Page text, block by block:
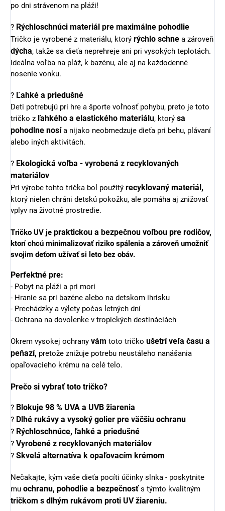
po dni strávenom na pláži!
? Rýchloschnúci materiál pre maximálne pohodlie
Tričko je vyrobené z materiálu, ktorý rýchlo schne a zároveň
dýcha, takže sa dieťa neprehreje ani pri vysokých teplotách.
Ideálna voľba na pláž, k bazénu, ale aj na každodenné
nosenie vonku.
? Ľahké a priedušné
Deti potrebujú pri hre a športe voľnosť pohybu, preto je toto
tričko z ľahkého a elastického materiálu, ktorý sa
pohodlne nosía nijako neobmedzuje dieťa pri behu, plávaní
alebo iných aktivitách.
? Ekologická voľba - vyrobená z recyklovaných
materiálov
Pri výrobe tohto trička bol použitý recyklovaný materiál,
ktorý nielen chráni detskú pokožku, ale pomáha aj znižovať
vplyv na životné prostredie.
Tričko UV je praktickou a bezpečnou voľbou pre rodičov,
ktorí chcú minimalizovať riziko spálenia a zároveň umožniť
svojim deťom užívať si leto bez obáv.
Perfektné pre:
- Pobyt na pláži a pri mori
- Hranie sa pri bazéne alebo na detskom ihrisku
- Prechádzky a výlety počas letných dní
- Ochrana na dovolenke v tropických destináciách
Okrem vysokej ochrany vám toto tričko ušetrí veľa času a
peňazí, pretože znižuje potrebu neustáleho nanášania
opaľovacieho krému na celé telo.
Prečo si vybrať toto tričko?
? Blokuje 98 % UVA a UVB žiarenia
? Dlhé rukávy a vysoký golier pre väčšiu ochranu
? Rýchloschnúce, ľahké a priedušné
? Vyrobené z recyklovaných materiálov
? Skvelá alternatíva k opaľovacím krémom
Nečakajte, kým vaše dieťa pocíti účinky slnka - poskytnite
mu ochranu, pohodlie a bezpečnosťs týmto kvalitným
tričkom s dlhým rukávom proti UV žiareniu.